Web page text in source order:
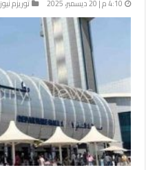
4:10 م | 20 ديسمبر، 2025 توريزم نيوز